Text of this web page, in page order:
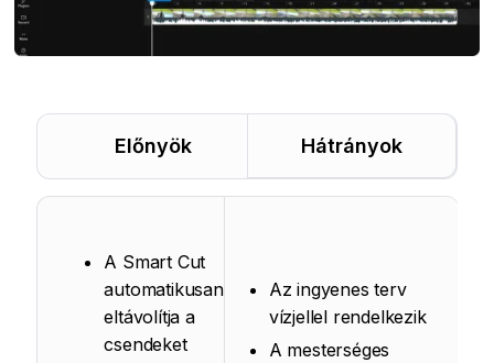
Előnyök Hátrányok
A Smart Cut
automatikusan
eltávolítja a
csendeket
Az ingyenes terv
vízjellel rendelkezik
A mesterséges